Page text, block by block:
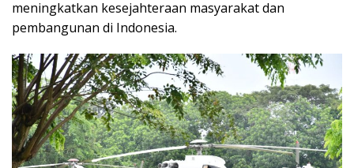
meningkatkan kesejahteraan masyarakat dan
pembangunan di Indonesia.